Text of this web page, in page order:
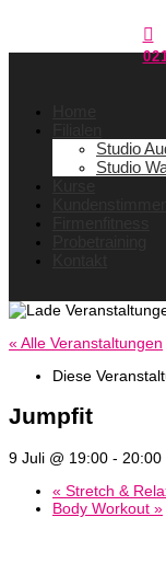

Studio
Studio
« Alle Veranstaltungen
Diese
Jumpfit
9 Juli @ 19:00 - 20:00
« Stretch &
Body Workout »